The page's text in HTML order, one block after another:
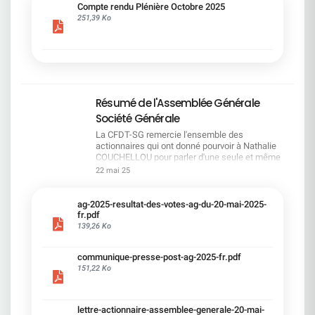
cadre du dialogue social.Bonne lecture !
Compte rendu Plénière Octobre 2025
251,39 Ko
Résumé de l'Assemblée Générale
Société Générale
La CFDT-SG remercie l'ensemble des
actionnaires qui ont donné pourvoir à Nathalie
COUCHELLOU pour parler d'une seule et même
voix.L'assemblée Générale s'est ouverte avec 4
souligné la forte amélioration en 2024 de tous les
facteurs financiers et le premier trimestre 2025
encourageant.Le Directeur Général, Slawomir
solide. Etre une banque simple et intégrée. Etre
une banque efficace. Etre une banque rentable. Le
22 mai 25
ag-2025-resultat-des-votes-ag-du-20-mai-2025-
fr.pdf
139,26 Ko
communique-presse-post-ag-2025-fr.pdf
151,22 Ko
lettre-actionnaire-assemblee-generale-20-mai-